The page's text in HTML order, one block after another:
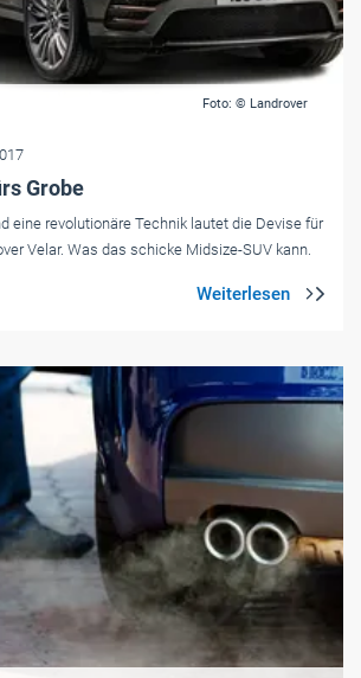
Foto: © Landrover
Grobe
eine revolutionäre Technik lautet die Devise für
Velar. Was das schicke Midsize-SUV kann.